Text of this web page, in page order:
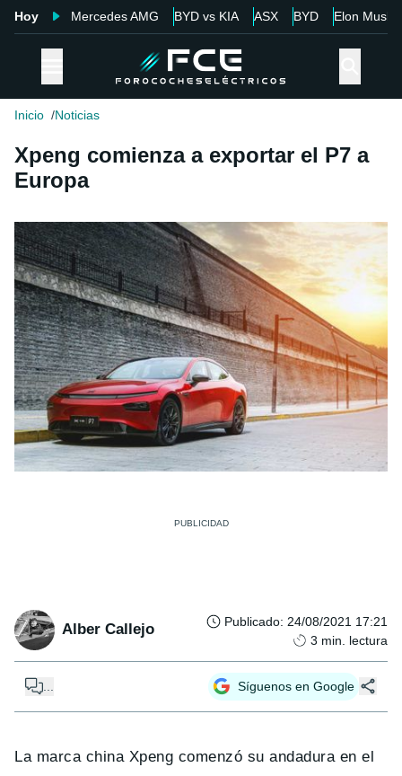
Hoy Mercedes AMG BYD vs KIA ASX BYD Elon Musk
Inicio Noticias
Xpeng comienza a exportar el P7 a
Europa
Alber Callejo Publicado: 24/08/2021 17:21
3 min. lectura
Síguenos en Google
La marca china Xpeng comenzó su andadura en el